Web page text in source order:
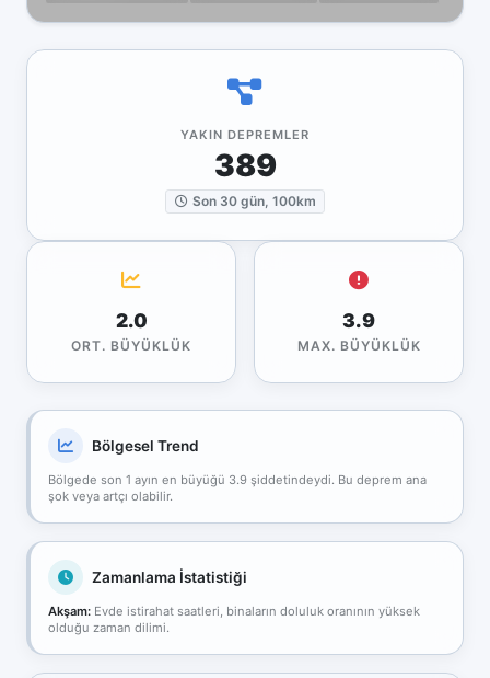
YAKIN DEPREMLER
389
Son 30 gün, 100km
2.0
ORT. BÜYÜKLÜK
3.9
MAX. BÜYÜKLÜK
Bölgesel Trend
Bölgede son 1 ayın en büyüğü 3.9 şiddetindeydi. Bu deprem ana
şok veya artçı olabilir.
Zamanlama İstatistiği
Akşam: Evde istirahat saatleri, binaların doluluk oranının yüksek
olduğu zaman dilimi.